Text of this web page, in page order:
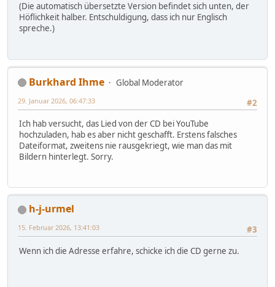
(Die automatisch übersetzte Version befindet sich unten, der
Höflichkeit halber. Entschuldigung, dass ich nur Englisch
spreche.)
Burkhard Ihme
Global Moderator
#2
29. Januar 2026, 06:47:33
Ich hab versucht, das Lied von der CD bei YouTube
hochzuladen, hab es aber nicht geschafft. Erstens falsches
Dateiformat, zweitens nie rausgekriegt, wie man das mit
Bildern hinterlegt. Sorry.
h-j-urmel
#3
15. Februar 2026, 13:41:03
Wenn ich die Adresse erfahre, schicke ich die CD gerne zu.